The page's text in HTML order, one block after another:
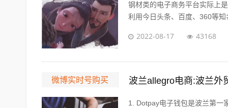
钢材类的电子商务平台实际上
利用今日头条、百度、360等
2022-08-17 43168
微博实时号购买 波兰allegro电商:波兰外
1. Dotpay电子钱包是波兰第一